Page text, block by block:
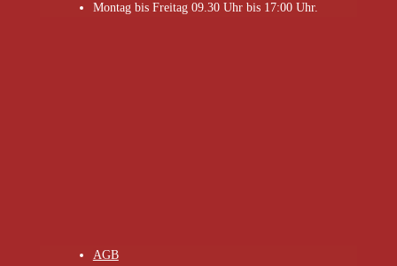
Montag bis Freitag 09.30 Uhr bis 17:00 Uhr.
AGB